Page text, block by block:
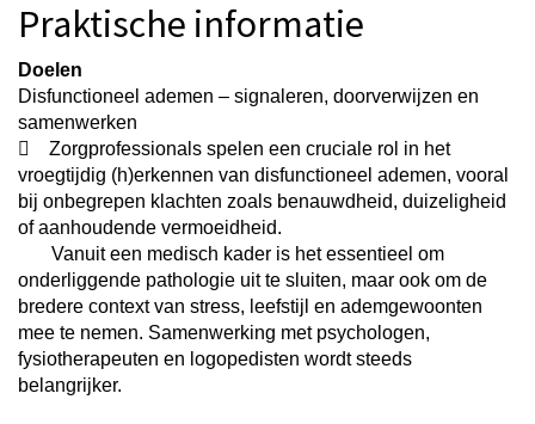
Praktische informatie
Doelen
Disfunctioneel ademen – signaleren, doorverwijzen en
samenwerken
 Zorgprofessionals spelen een cruciale rol in het
vroegtijdig (h)erkennen van disfunctioneel ademen, vooral
bij onbegrepen klachten zoals benauwdheid, duizeligheid
of aanhoudende vermoeidheid.
Vanuit een medisch kader is het essentieel om
onderliggende pathologie uit te sluiten, maar ook om de
bredere context van stress, leefstijl en ademgewoonten
mee te nemen. Samenwerking met psychologen,
fysiotherapeuten en logopedisten wordt steeds
belangrijker.